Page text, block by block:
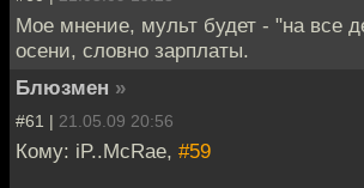
Мое мнение, мульт будет - "на все
осени, словно зарплаты.
Блюзмен »
#61 | 21.05.09 20:56
Кому: iP..McRae, #59